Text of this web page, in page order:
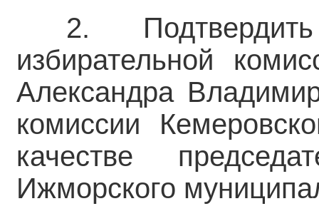
2.
избирательной
Александра
комиссии
качестве
Ижморского